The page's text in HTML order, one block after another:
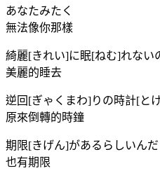
あなたみたく
無法像你那樣
綺麗[きれい]に眠[ねむ]れない
美麗的睡去
逆回[ぎゃくまわ]りの時計[と
原來倒轉的時鐘
期限[きげん]があるらしいんだ
也有期限